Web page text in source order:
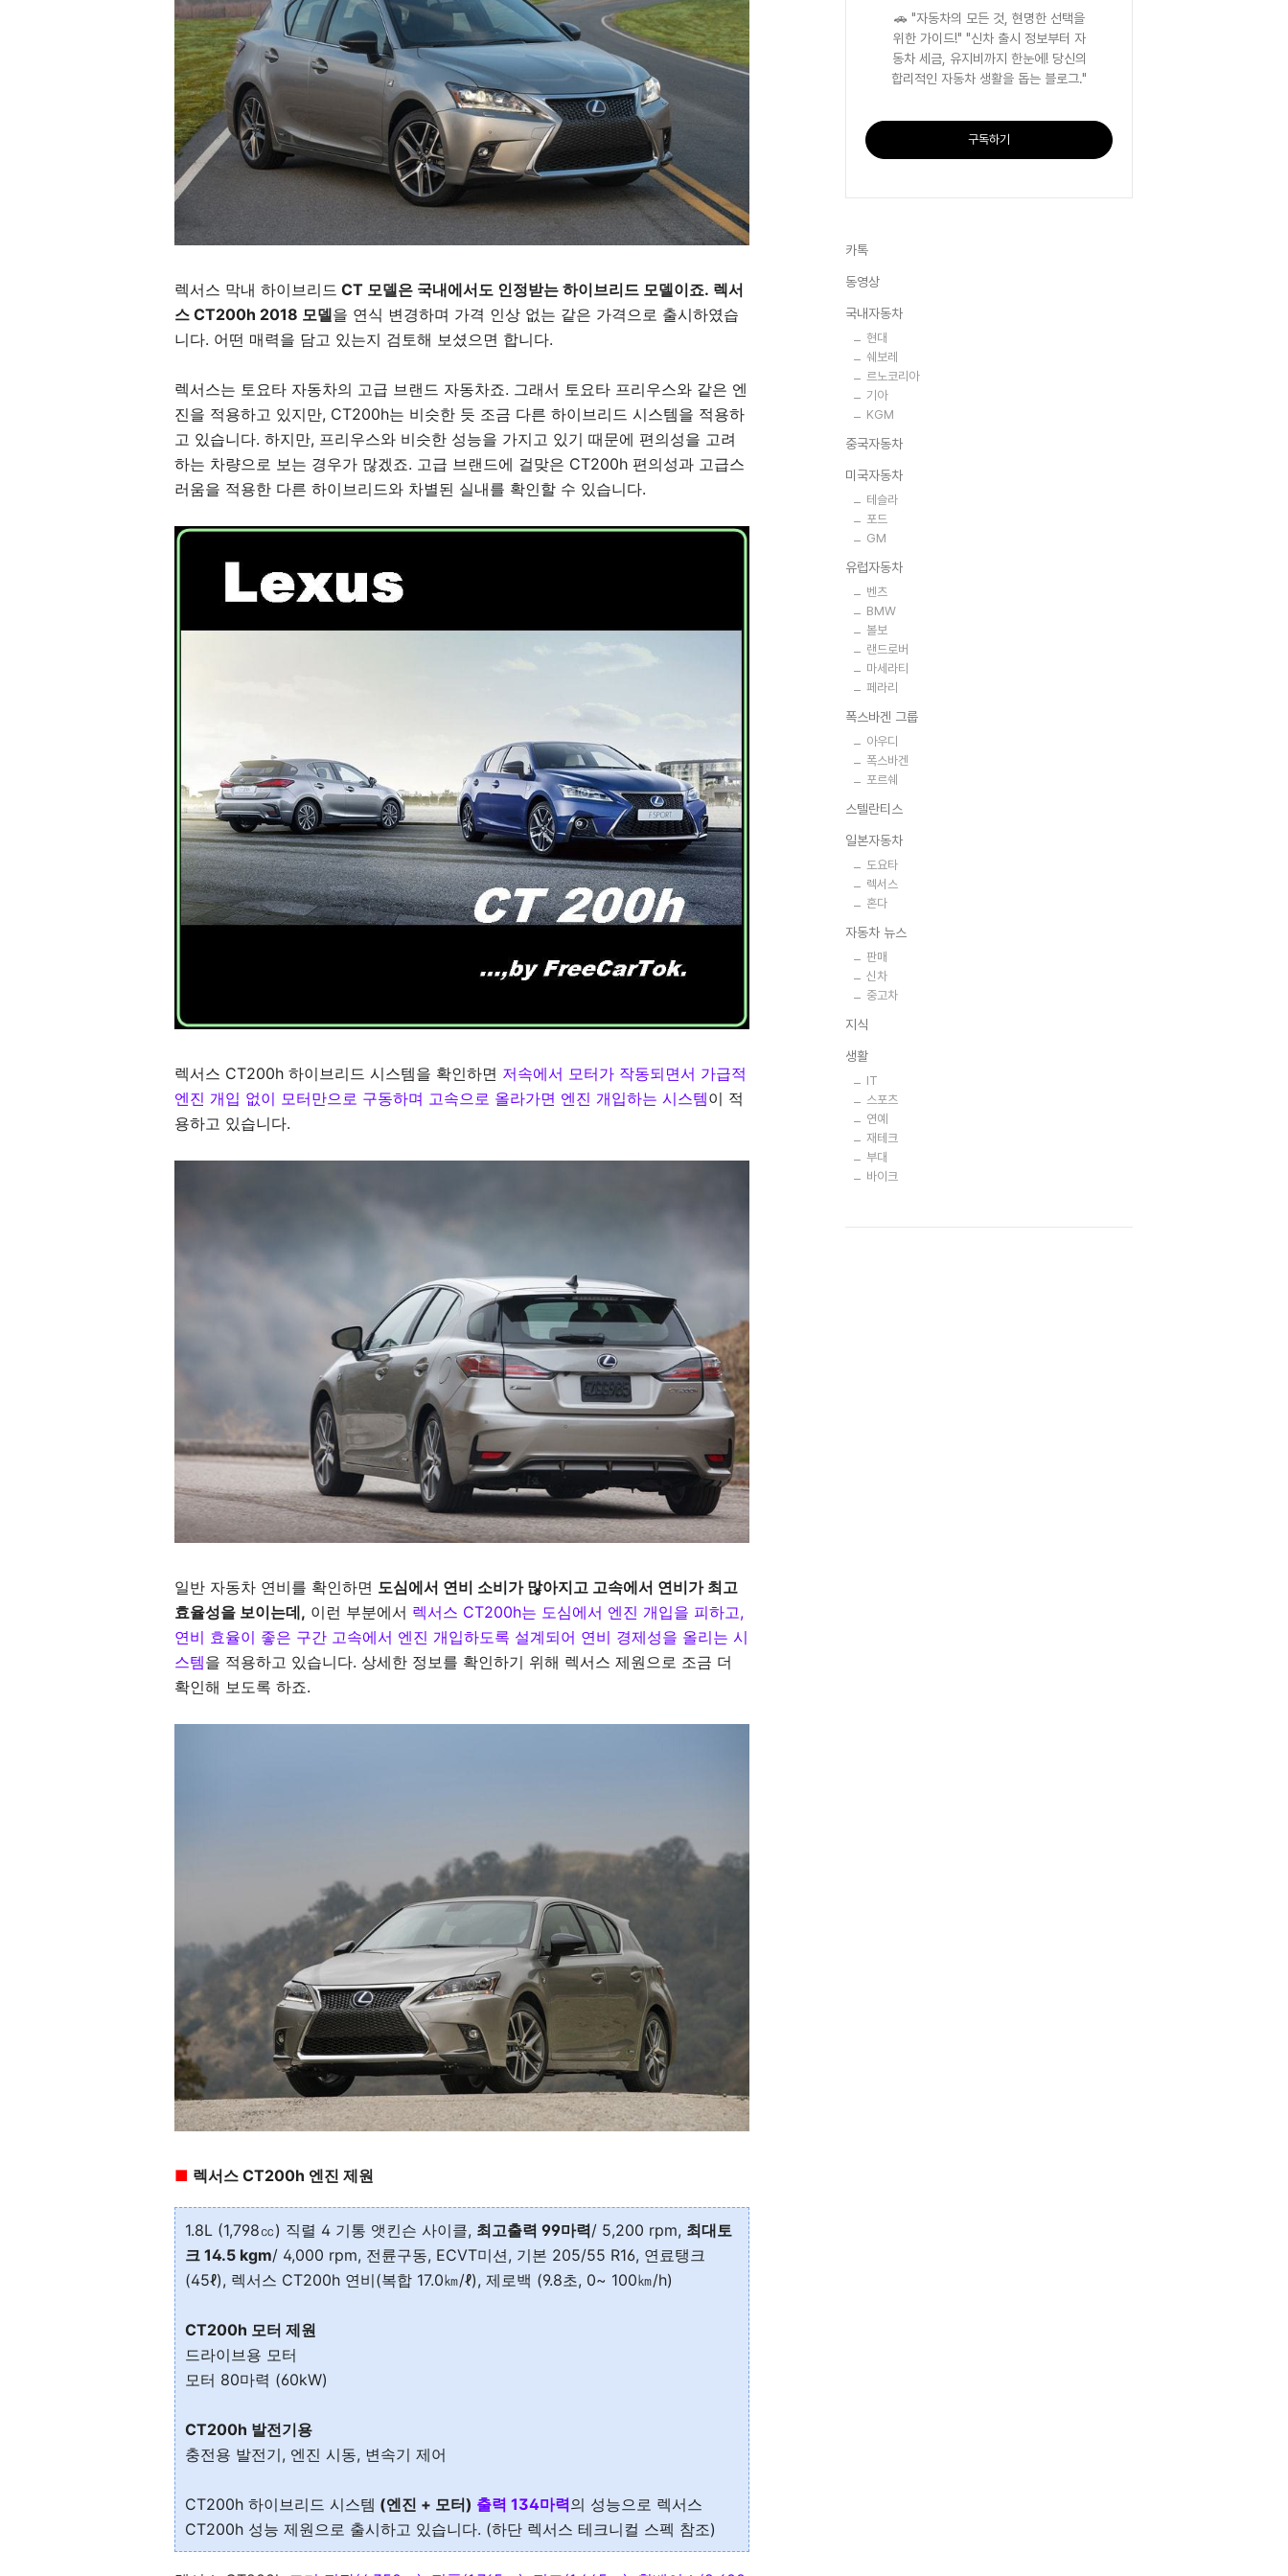
렉서스 막내 하이브리드 CT 모델은 국내에서도 인정받는 하이브리드 모델이죠. 렉서
스 CT200h 2018 모델을 연식 변경하며 가격 인상 없는 같은 가격으로 출시하였습
니다. 어떤 매력을 담고 있는지 검토해 보셨으면 합니다.
렉서스는 토요타 자동차의 고급 브랜드 자동차죠. 그래서 토요타 프리우스와 같은 엔
진을 적용하고 있지만, CT200h는 비슷한 듯 조금 다른 하이브리드 시스템을 적용하
고 있습니다. 하지만, 프리우스와 비슷한 성능을 가지고 있기 때문에 편의성을 고려
하는 차량으로 보는 경우가 많겠죠. 고급 브랜드에 걸맞은 CT200h 편의성과 고급스
러움을 적용한 다른 하이브리드와 차별된 실내를 확인할 수 있습니다.
렉서스 CT200h 하이브리드 시스템을 확인하면 저속에서 모터가 작동되면서 가급적
엔진 개입 없이 모터만으로 구동하며 고속으로 올라가면 엔진 개입하는 시스템이 적
용하고 있습니다.
일반 자동차 연비를 확인하면 도심에서 연비 소비가 많아지고 고속에서 연비가 최고
효율성을 보이는데, 이런 부분에서 렉서스 CT200h는 도심에서 엔진 개입을 피하고,
연비 효율이 좋은 구간 고속에서 엔진 개입하도록 설계되어 연비 경제성을 올리는 시
스템을 적용하고 있습니다. 상세한 정보를 확인하기 위해 렉서스 제원으로 조금 더
확인해 보도록 하죠.
■ 렉서스 CT200h 엔진 제원
1.8L (1,798㏄) 직렬 4 기통 앳킨슨 사이클, 최고출력 99마력/ 5,200 rpm, 최대토
크 14.5 kgm/ 4,000 rpm, 전륜구동, ECVT미션, 기본 205/55 R16, 연료탱크
(45ℓ), 렉서스 CT200h 연비(복합 17.0㎞/ℓ), 제로백 (9.8초, 0~ 100㎞/h)
CT200h 모터 제원
드라이브용 모터
모터 80마력 (60kW)
CT200h 발전기용
충전용 발전기, 엔진 시동, 변속기 제어
CT200h 하이브리드 시스템 (엔진 + 모터) 출력 134마력의 성능으로 렉서스
CT200h 성능 제원으로 출시하고 있습니다. (하단 렉서스 테크니컬 스펙 참조)
🚗 "자동차의 모든 것, 현명한 선택을
위한 가이드!" "신차 출시 정보부터 자
동차 세금, 유지비까지 한눈에! 당신의
합리적인 자동차 생활을 돕는 블로그."
구독하기
카톡
동영상
국내자동차
현대
쉐보레
르노코리아
기아
KGM
중국자동차
미국자동차
테슬라
포드
GM
유럽자동차
벤츠
BMW
볼보
랜드로버
마세라티
페라리
폭스바겐 그룹
아우디
폭스바겐
포르쉐
스텔란티스
일본자동차
도요타
렉서스
혼다
자동차 뉴스
판매
신차
중고차
지식
생활
IT
스포츠
연예
재테크
부대
바이크